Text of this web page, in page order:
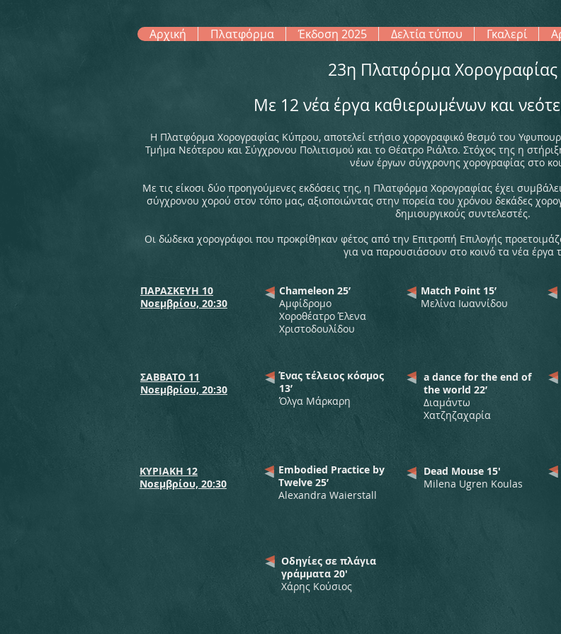
Αρχική Πλατφόρμα Έκδοση 2025 Δελτία τύπου Γκαλερί
23η Πλατφόρμα
Με 12 νέα έργα καθιερωμένων και
Η Πλατφόρμα Χορογραφίας Κύπρου, αποτελεί ετήσιο χορογραφικό θεσμό του
Τμήμα Νεότερου και Σύγχρονου Πολιτισμού και το Θέατρο Ριάλτο. Στόχος της η
νέων έργων σύγχρονης χορογραφίας στο
Με τις είκοσι δύο προηγούμενες εκδόσεις της, η Πλατφόρμα Χορογραφίας έχει
σύγχρονου χορού στον τόπο μας, αξιοποιώντας στην πορεία του χρόνου δεκάδες
δημιουργικούς συντελεστές.
Οι δώδεκα χορογράφοι που προκρίθηκαν φέτος από την Επιτροπή Επιλογής
για να παρουσιάσουν στο κοινό τα νέα έργα
ΠΑΡΑΣΚΕΥΗ 10
Νοεμβρίου, 20:30
Chameleon 25’
Aμφίδρομο
Χοροθέατρο Έλενα
Χριστοδουλίδου
Match Point 15’
Μελίνα Ιωαννίδου
ΣΑΒΒΑΤΟ 11
Νοεμβρίου, 20:30
Ένας τέλειος κόσμος
13’
Όλγα Μάρκαρη
a dance for the end of
the world 22’
Διαμάντω
Χατζηζαχαρία
ΚΥΡΙΑΚΗ 12
Νοεμβρίου, 20:30
Embodied Practice by
Twelve 25’
Alexandra Waierstall
Dead Mouse 15'
Milena Ugren Koulas
Οδηγίες σε πλάγια
γράμματα 20'
Χάρης Κούσιος